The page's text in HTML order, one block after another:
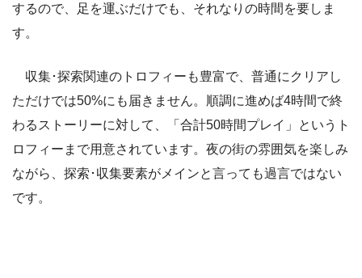
するので、足を運ぶだけでも、それなりの時間を要しま
す。
収集･探索関連のトロフィーも豊富で、普通にクリアし
ただけでは50%にも届きません。順調に進めば4時間で終
わるストーリーに対して、「合計50時間プレイ」というト
ロフィーまで用意されています。夜の街の雰囲気を楽しみ
ながら、探索･収集要素がメインと言っても過言ではない
です。